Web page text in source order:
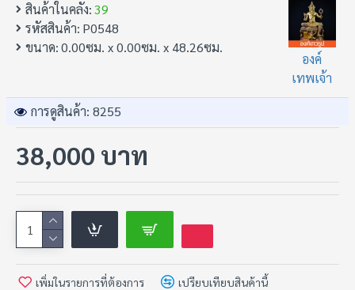
• ขนาดความสูง 19 นิ้ว เนื้อโลหะ
• เปิดบูชา 38,000.-
• อาจารย์ เก้า มี!
สินค้าในคลัง:39
รหัสสินค้า: P0548
ขนาด:0.00ซม. x 0.00ซม. x 48.26ซม.
องค์
เทพเจ้า
การดูสินค้า: 8255
38,000 บาท
เพิ่มในรายการที่ต้องการ เปรียบเทียบสินค้านี้